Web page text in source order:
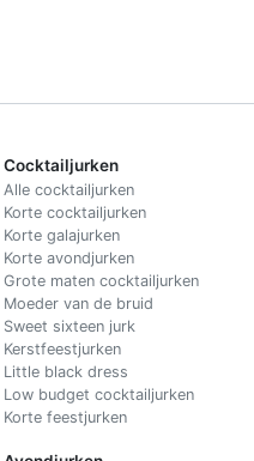
Cocktailjurken
Alle cocktailjurken
Korte cocktailjurken
Korte galajurken
Korte avondjurken
Grote maten cocktailjurken
Moeder van de bruid
Sweet sixteen jurk
Kerstfeestjurken
Little black dress
Low budget cocktailjurken
Korte feestjurken